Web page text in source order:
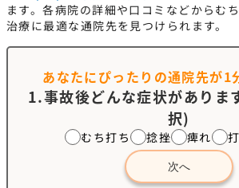
ます。各病院の詳細や口コミなどからむ
治療に最適な通院先を見つけられます。
あなたにぴったりの通院先が1
1.事故後どんな症状がありま
択)
むち打ち 捻挫 痺れ
次へ